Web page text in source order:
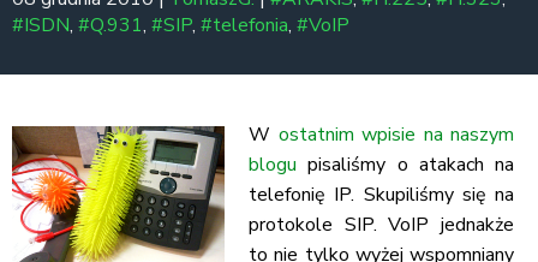
#ISDN, #Q.931, #SIP, #telefonia, #VoIP
W ostatnim wpisie na naszym
blogu pisaliśmy o atakach na
telefonię IP. Skupiliśmy się na
protokole SIP. VoIP jednakże
to nie tylko wyżej wspomniany